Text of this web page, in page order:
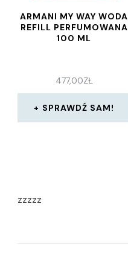
ARMANI MY WAY WODA
REFILL PERFUMOWANA
100 ML
477,00ZŁ
SPRAWDŹ SAM!
zzzzz